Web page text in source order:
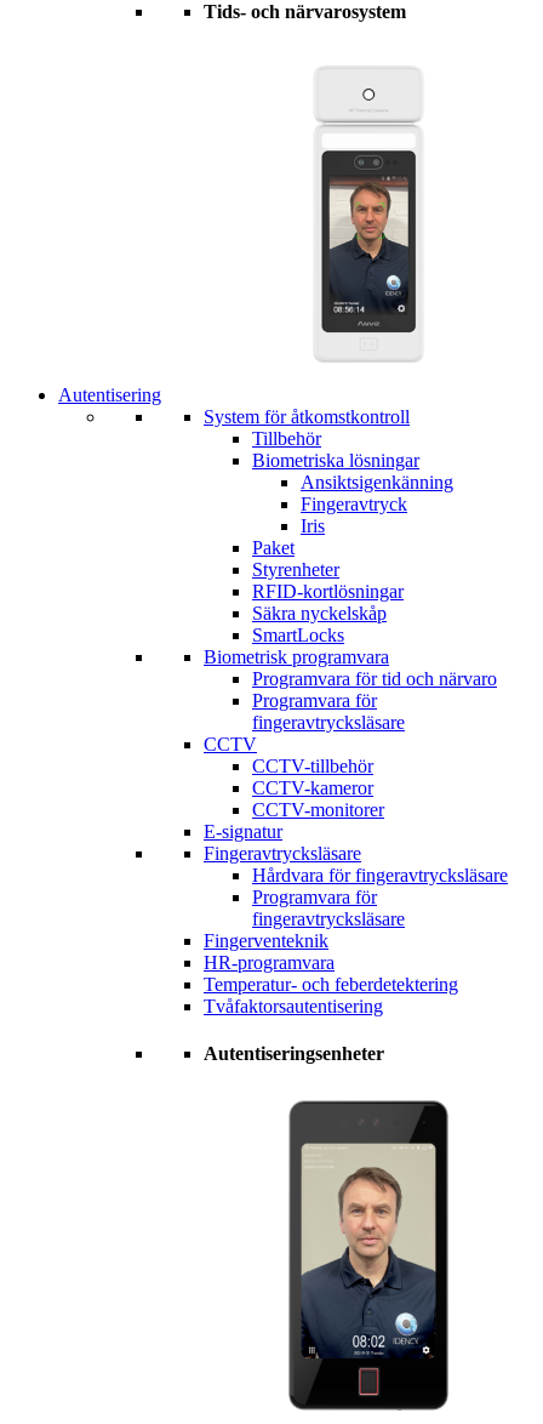
Tids- och närvarosystem
Autentisering
System för åtkomstkontroll
Tillbehör
Biometriska lösningar
Ansiktsigenkänning
Fingeravtryck
Iris
Paket
Styrenheter
RFID-kortlösningar
Säkra nyckelskåp
SmartLocks
Biometrisk programvara
Programvara för tid och närvaro
Programvara för
fingeravtrycksläsare
CCTV
CCTV-tillbehör
CCTV-kameror
CCTV-monitorer
E-signatur
Fingeravtrycksläsare
Hårdvara för fingeravtrycksläsare
Programvara för
fingeravtrycksläsare
Fingerventeknik
HR-programvara
Temperatur- och feberdetektering
Tvåfaktorsautentisering
Autentiseringsenheter